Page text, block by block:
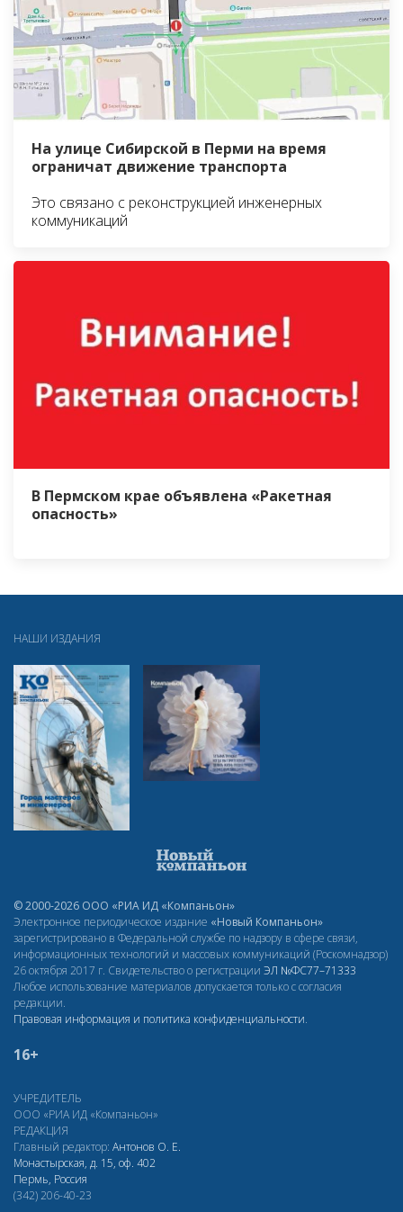
На улице Сибирской в Перми на время
ограничат движение транспорта
Это связано с реконструкцией инженерных
коммуникаций
В Пермском крае объявлена «Ракетная
опасность»
НАШИ ИЗДАНИЯ
© 2000-2026 ООО «РИА ИД «Компаньон»
Электронное периодическое издание «Новый Компаньон»
зарегистрировано в Федеральной службе по надзору в сфере связи,
информационных технологий и массовых коммуникаций (Роскомнадзор)
26 октября 2017 г. Свидетельство о регистрации ЭЛ №ФС77–71333
Любое использование материалов допускается только с согласия
редакции.
Правовая информация и политика конфиденциальности.
16+
УЧРЕДИТЕЛЬ
ООО «РИА ИД «Компаньон»
РЕДАКЦИЯ
Главный редактор: Антонов О. Е.
Монастырская, д. 15, оф. 402
Пермь, Россия
(342) 206-40-23